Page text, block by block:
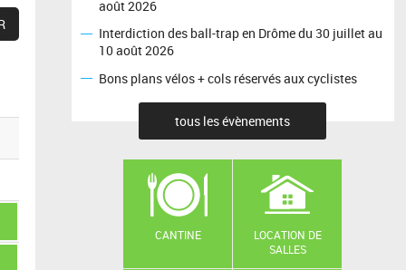
août 2026
Interdiction des ball-trap en Drôme du 30 juillet au
10 août 2026
Bons plans vélos + cols réservés aux cyclistes
tous les évènements
CANTINE
LOCATION DE
SALLES